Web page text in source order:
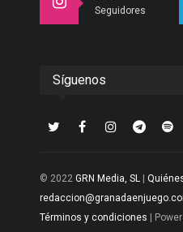
Seguidores
Síguenos
© 2022 GRN Media, SL
Términos y condiciones |